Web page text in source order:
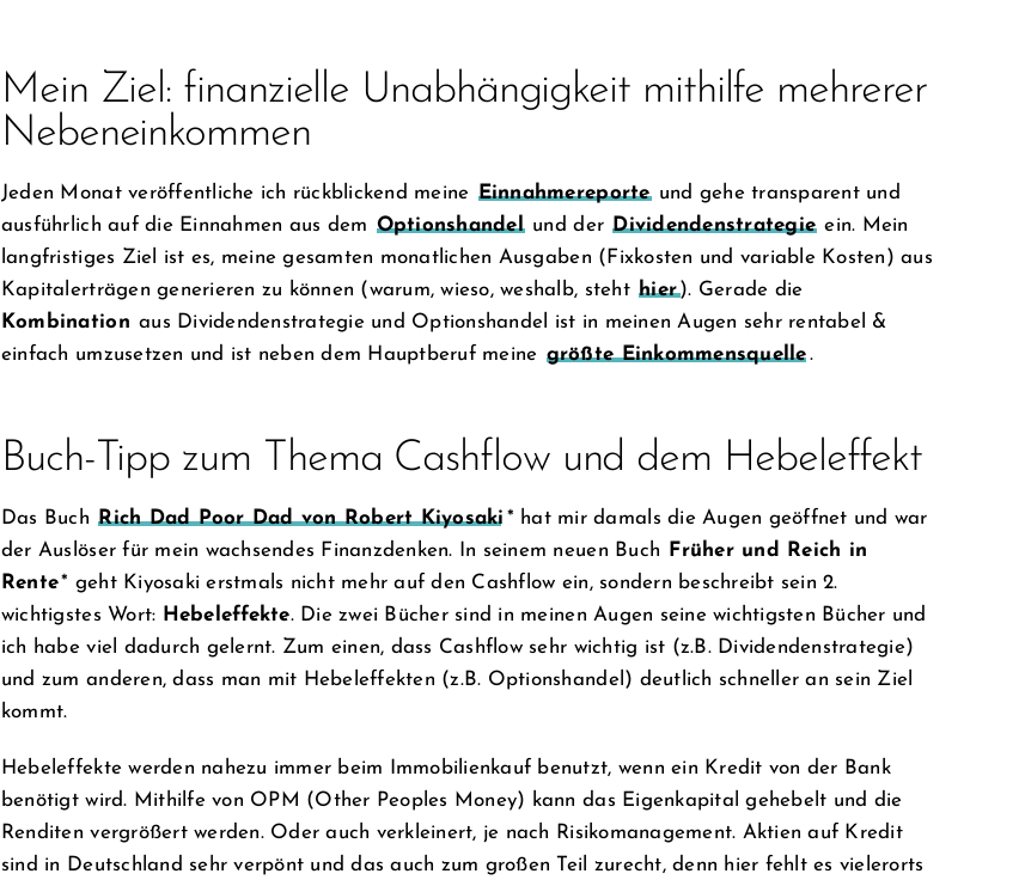
Mein Ziel: finanzielle Unabhängigkeit mithilfe mehrerer
Nebeneinkommen
Jeden Monat veröffentliche ich rückblickend meine Einnahmereporte und gehe transparent und
ausführlich auf die Einnahmen aus dem Optionshandel und der Dividendenstrategie ein. Mein
langfristiges Ziel ist es, meine gesamten monatlichen Ausgaben (Fixkosten und variable Kosten) aus
Kapitalerträgen generieren zu können (warum, wieso, weshalb, steht hier). Gerade die
Kombination aus Dividendenstrategie und Optionshandel ist in meinen Augen sehr rentabel &
einfach umzusetzen und ist neben dem Hauptberuf meine größte Einkommensquelle.
Buch-Tipp zum Thema Cashflow und dem Hebeleffekt
Das Buch Rich Dad Poor Dad von Robert Kiyosaki * hat mir damals die Augen geöffnet und war
der Auslöser für mein wachsendes Finanzdenken. In seinem neuen Buch
Früher und Reich in
Rente* geht Kiyosaki erstmals nicht mehr auf den Cashflow ein, sondern beschreibt sein 2.
wichtigstes Wort: Hebeleffekte. Die zwei Bücher sind in meinen Augen seine wichtigsten Bücher und
ich habe viel dadurch gelernt. Zum einen, dass Cashflow sehr wichtig ist (z.B. Dividendenstrategie)
und zum anderen, dass man mit Hebeleffekten (z.B. Optionshandel) deutlich schneller an sein Ziel
kommt.
Hebeleffekte werden nahezu immer beim Immobilienkauf benutzt, wenn ein Kredit von der Bank
benötigt wird. Mithilfe von OPM (Other Peoples Money) kann das Eigenkapital gehebelt und die
Renditen vergrößert werden. Oder auch verkleinert, je nach Risikomanagement. Aktien auf Kredit
sind in Deutschland sehr verpönt und das auch zum großen Teil zurecht, denn hier fehlt es vielerorts